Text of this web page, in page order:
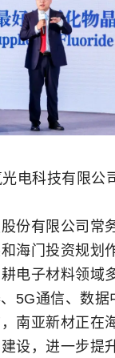
电科技有限公
份有限公司常
海门投资规划
电子材料领域
5G通信、数据
南亚新材正在
设，进一步提